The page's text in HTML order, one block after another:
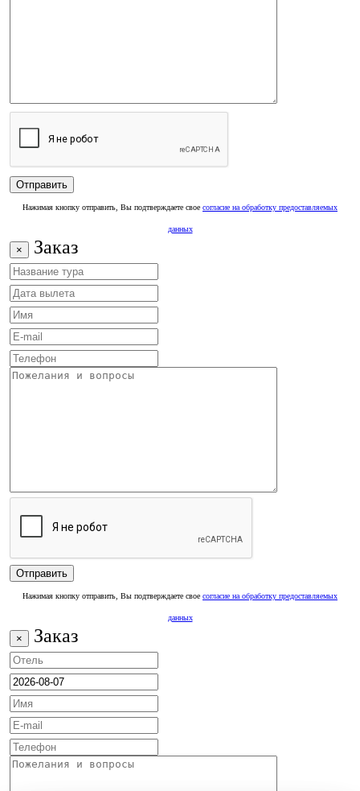
Нажимая кнопку отправить, Вы подтверждаете свое согласие на обработку предоставляемых
данных
× Заказ
Нажимая кнопку отправить, Вы подтверждаете свое согласие на обработку предоставляемых
данных
× Заказ